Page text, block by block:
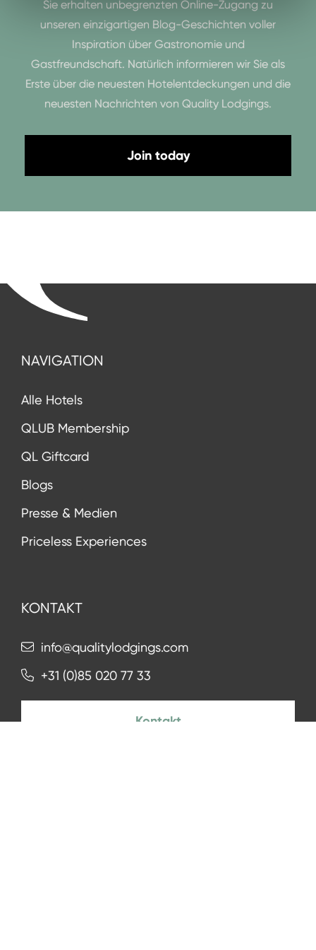
Sie erhalten unbegrenzten Online-Zugang zu
unseren einzigartigen Blog-Geschichten voller
Inspiration über Gastronomie und
Gastfreundschaft. Natürlich informieren wir Sie als
Erste über die neuesten Hotelentdeckungen und die
neuesten Nachrichten von Quality Lodgings.
Join today
NAVIGATION
Alle Hotels
QLUB Membership
QL Giftcard
Blogs
Presse & Medien
Priceless Experiences
KONTAKT
info@qualitylodgings.com
+31 (0)85 020 77 33
Kontakt